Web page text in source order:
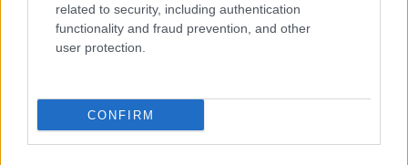
related to security, including authentication
functionality and fraud prevention, and other
user protection.
CONFIRM